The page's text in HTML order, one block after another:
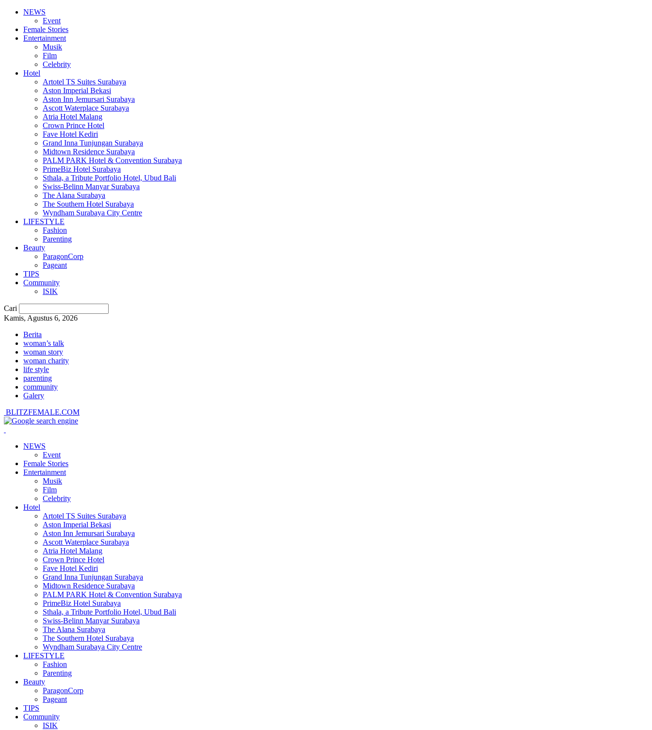
NEWS
Event
Female Stories
Entertainment
Musik
Film
Celebrity
Hotel
Artotel TS Suites Surabaya
Aston Imperial Bekasi
Aston Inn Jemursari Surabaya
Ascott Waterplace Surabaya
Atria Hotel Malang
Crown Prince Hotel
Fave Hotel Kediri
Grand Inna Tunjungan Surabaya
Midtown Residence Surabaya
PALM PARK Hotel & Convention Surabaya
PrimeBiz Hotel Surabaya
Sthala, a Tribute Portfolio Hotel, Ubud Bali
Swiss-Belinn Manyar Surabaya
The Alana Surabaya
The Southern Hotel Surabaya
Wyndham Surabaya City Centre
LIFESTYLE
Fashion
Parenting
Beauty
ParagonCorp
Pageant
TIPS
Community
ISIK
Cari
Kamis, Agustus 6, 2026
Berita
woman’s talk
woman story
woman charity
life style
parenting
community
Galery
BLITZFEMALE.COM
NEWS
Event
Female Stories
Entertainment
Musik
Film
Celebrity
Hotel
Artotel TS Suites Surabaya
Aston Imperial Bekasi
Aston Inn Jemursari Surabaya
Ascott Waterplace Surabaya
Atria Hotel Malang
Crown Prince Hotel
Fave Hotel Kediri
Grand Inna Tunjungan Surabaya
Midtown Residence Surabaya
PALM PARK Hotel & Convention Surabaya
PrimeBiz Hotel Surabaya
Sthala, a Tribute Portfolio Hotel, Ubud Bali
Swiss-Belinn Manyar Surabaya
The Alana Surabaya
The Southern Hotel Surabaya
Wyndham Surabaya City Centre
LIFESTYLE
Fashion
Parenting
Beauty
ParagonCorp
Pageant
TIPS
Community
ISIK